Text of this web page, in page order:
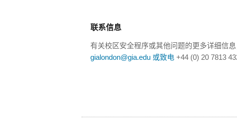
联系信息
有关校区安全程序或其他问题的更多详细信
gialondon@gia.edu 或致电 +44 (0) 20 7813